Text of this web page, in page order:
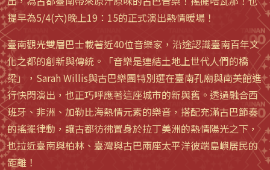
提早為5/4(六)晚上19：15的正式演出熱情暖場！
臺南觀光雙層巴士載著近40位音樂家，沿途認識臺南百年文
化之都的創新與傳統。「音樂是連結土地上世代人們的橋
梁」，Sarah Willis與古巴樂團特別選在臺南孔廟與南美館進
行快閃演出，也正巧呼應著這座城市的新與舊。透過融合西
班牙、非洲、加勒比海熱情元素的樂音，搭配充滿古巴節奏
的搖擺律動，讓古都彷彿置身於拉丁美洲的熱情陽光之下，
也拉近臺南與柏林、臺灣與古巴兩座太平洋彼端島嶼居民的
距離！